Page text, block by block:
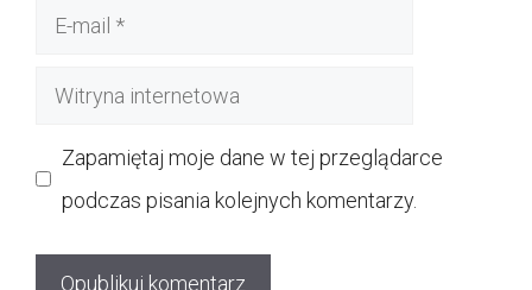
Witryna
Zapamiętaj moje dane w tej przeglądarce
podczas pisania kolejnych komentarzy.